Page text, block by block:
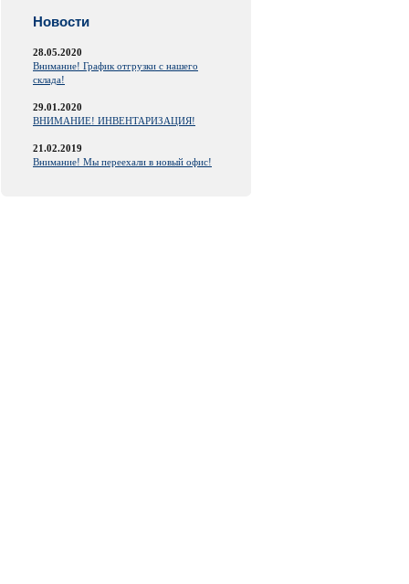
Новости
28.05.2020
Внимание! График отгрузки с нашего
склада!
29.01.2020
ВНИМАНИЕ! ИНВЕНТАРИЗАЦИЯ!
21.02.2019
Внимание! Мы переехали в новый офис!